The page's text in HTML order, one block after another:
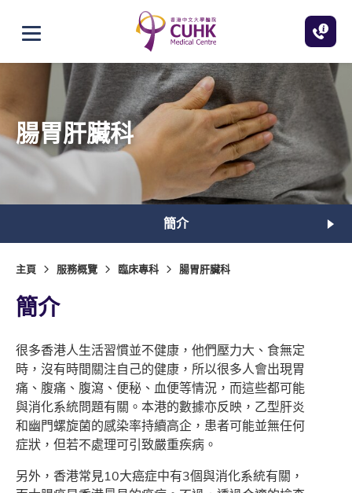
打開選單
腸胃肝臟科
簡介
主頁 服務概覽 臨床專科 腸胃肝臟科
簡介
很多香港人生活習慣並不健康，他們壓力大、食無定
時，沒有時間關注自己的健康，所以很多人會出現胃
痛、腹痛、腹瀉、便秘、血便等情況，而這些都可能
與消化系統問題有關。本港的數據亦反映，乙型肝炎
和幽門螺旋菌的感染率持續高企，患者可能並無任何
症狀，但若不處理可引致嚴重疾病。
另外，香港常見10大癌症中有3個與消化系統有關，